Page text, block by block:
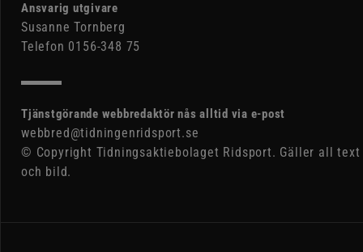
Ansvarig utgivare
Susanne Tornberg
Telefon 0156-348 75
Tjänstgörande webbredaktör nås alltid via e-post
webbred@tidningenridsport.se
© Copyright Tidningsaktiebolaget Ridsport. Gäller all text
och bild.